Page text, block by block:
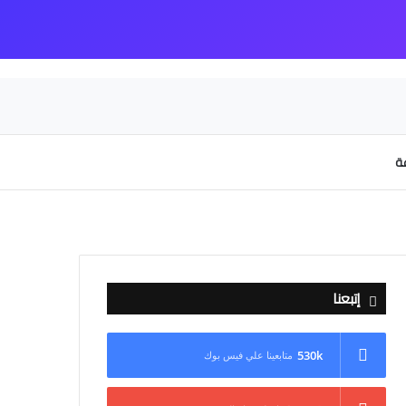
إتبعنا
530k متابعينا علي فيس بوك